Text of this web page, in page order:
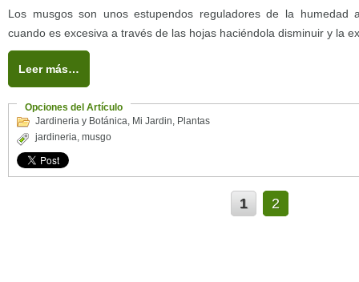
Los musgos son unos estupendos reguladores de la humedad
cuando es excesiva a través de las hojas haciéndola disminuir y la
Leer más…
Opciones del Artículo
Jardineria y Botánica Mi Jardin Plantas
jardineria musgo
1 2